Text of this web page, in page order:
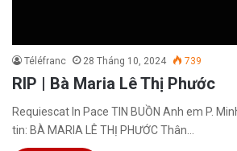
Téléfranc 28 Tháng 10, 2024 739
RIP | Bà Maria Lê Thị Phước
Requiescat In Pace TIN BUỒN Anh em P.
tin: BÀ MARIA LÊ THỊ PHƯỚC Thân…